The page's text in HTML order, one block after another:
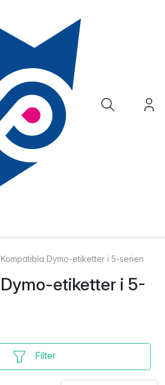
Kompatibla Dymo-etiketter i 5-serien
etiketter i 5-
Filter